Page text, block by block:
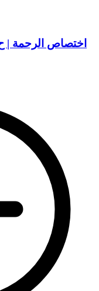
اختصاص الرحمة | ح8 | هدىً وشفاء 3 - رمضان 1445